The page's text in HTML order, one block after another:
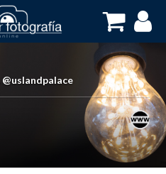
@uslandpalace